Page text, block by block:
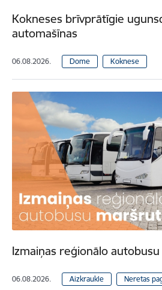
Kokneses brīvprātīgie
automašīnas
06.08.2026. Dome Koknese
Izmaiņas reģionālo
06.08.2026. Aizkraukle Neretas